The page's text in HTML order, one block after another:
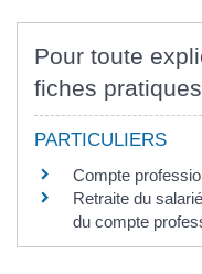
Pour toute
fiches
PARTICULIERS
Compte
Retraite du
du compte